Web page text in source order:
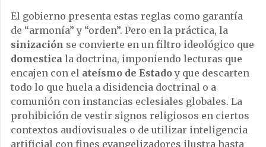
El gobierno presenta estas reglas como garantía
de “armonía” y “orden”. Pero en la práctica, la
sinización se convierte en un filtro ideológico que
domestica la doctrina, imponiendo lecturas que
encajen con el ateísmo de Estadoy que descarten
todo lo que huela a disidencia doctrinal o a
comunión con instancias eclesiales globales. La
prohibición de vestir signos religiosos en ciertos
contextos audiovisuales o de utilizar inteligencia
artificial con fines evangelizadores ilustra hasta